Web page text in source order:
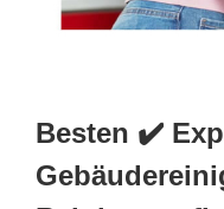
Besten ✔️